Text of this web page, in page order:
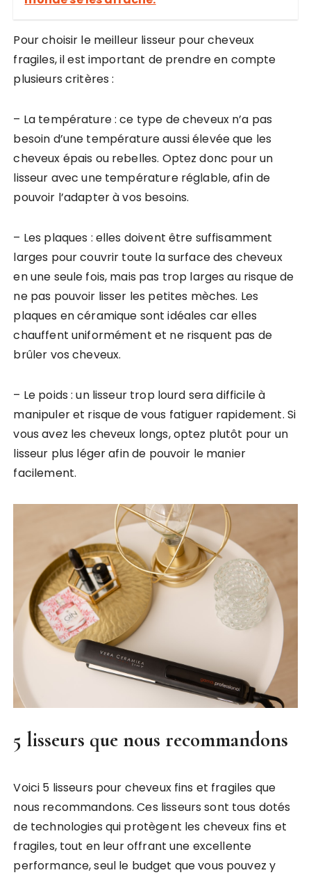
Pour choisir le meilleur lisseur pour cheveux
fragiles, il est important de prendre en compte
plusieurs critères :
– La température : ce type de cheveux n’a pas
besoin d’une température aussi élevée que les
cheveux épais ou rebelles. Optez donc pour un
lisseur avec une température réglable, afin de
pouvoir l’adapter à vos besoins.
– Les plaques : elles doivent être suffisamment
larges pour couvrir toute la surface des cheveux
en une seule fois, mais pas trop larges au risque de
ne pas pouvoir lisser les petites mèches. Les
plaques en céramique sont idéales car elles
chauffent uniformément et ne risquent pas de
brûler vos cheveux.
– Le poids : un lisseur trop lourd sera difficile à
manipuler et risque de vous fatiguer rapidement. Si
vous avez les cheveux longs, optez plutôt pour un
lisseur plus léger afin de pouvoir le manier
facilement.
5 lisseurs que nous recommandons
Voici 5 lisseurs pour cheveux fins et fragiles que
nous recommandons. Ces lisseurs sont tous dotés
de technologies qui protègent les cheveux fins et
fragiles, tout en leur offrant une excellente
performance, seul le budget que vous pouvez y